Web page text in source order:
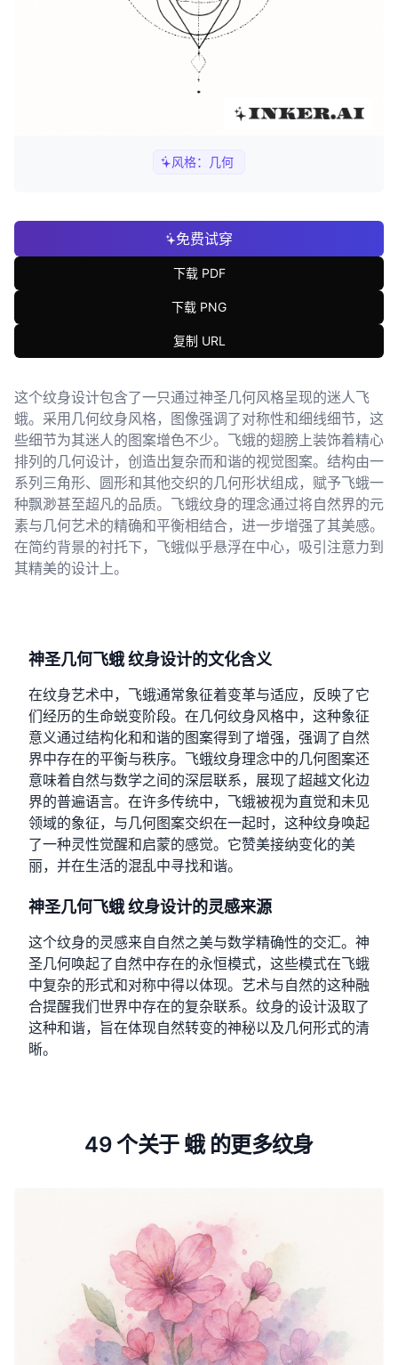
风格： 几何
免费试穿
下载 PDF
下载 PNG
复制 URL
这个纹身设计包含了一只通过神圣几何风格呈现的迷人飞
蛾。采用几何纹身风格，图像强调了对称性和细线细节，这
些细节为其迷人的图案增色不少。飞蛾的翅膀上装饰着精心
排列的几何设计，创造出复杂而和谐的视觉图案。结构由一
系列三角形、圆形和其他交织的几何形状组成，赋予飞蛾一
种飘渺甚至超凡的品质。飞蛾纹身的理念通过将自然界的元
素与几何艺术的精确和平衡相结合，进一步增强了其美感。
在简约背景的衬托下，飞蛾似乎悬浮在中心，吸引注意力到
其精美的设计上。
神圣几何飞蛾 纹身设计的文化含义
在纹身艺术中，飞蛾通常象征着变革与适应，反映了它
们经历的生命蜕变阶段。在几何纹身风格中，这种象征
意义通过结构化和和谐的图案得到了增强，强调了自然
界中存在的平衡与秩序。飞蛾纹身理念中的几何图案还
意味着自然与数学之间的深层联系，展现了超越文化边
界的普遍语言。在许多传统中，飞蛾被视为直觉和未见
领域的象征，与几何图案交织在一起时，这种纹身唤起
了一种灵性觉醒和启蒙的感觉。它赞美接纳变化的美
丽，并在生活的混乱中寻找和谐。
神圣几何飞蛾 纹身设计的灵感来源
这个纹身的灵感来自自然之美与数学精确性的交汇。神
圣几何唤起了自然中存在的永恒模式，这些模式在飞蛾
中复杂的形式和对称中得以体现。艺术与自然的这种融
合提醒我们世界中存在的复杂联系。纹身的设计汲取了
这种和谐，旨在体现自然转变的神秘以及几何形式的清
晰。
49 个关于 蛾 的更多纹身